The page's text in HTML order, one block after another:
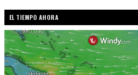
EL TIEMPO AHORA